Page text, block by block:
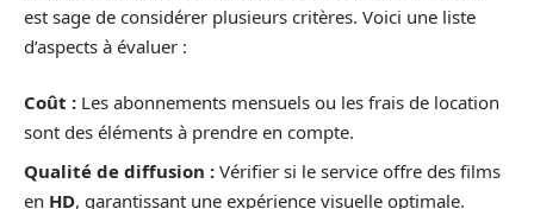
est sage de considérer plusieurs critères. Voici une liste
d’aspects à évaluer :
Coût : Les abonnements mensuels ou les frais de location
sont des éléments à prendre en compte.
Qualité de diffusion : Vérifier si le service offre des films
en HD, garantissant une expérience visuelle optimale.